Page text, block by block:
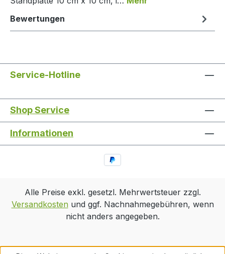
Bewertungen
Service-Hotline
Shop Service
Informationen
Alle Preise exkl. gesetzl. Mehrwertsteuer zzgl.
Versandkostenund ggf. Nachnahmegebühren, wenn
nicht anders angegeben.